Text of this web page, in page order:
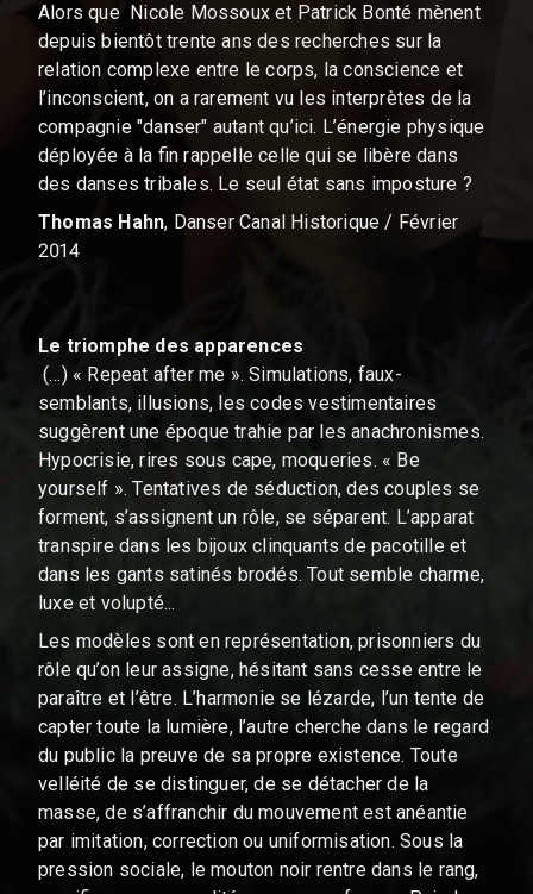
Alors que Nicole Mossoux et Patrick Bonté mènent
depuis bientôt trente ans des recherches sur la
relation complexe entre le corps, la conscience et
l’inconscient, on a rarement vu les interprètes de la
compagnie "danser" autant qu’ici. L’énergie physique
déployée à la fin rappelle celle qui se libère dans
des danses tribales. Le seul état sans imposture ?
Thomas Hahn, Danser Canal Historique / Février
2014
Le triomphe des apparences
(…) « Repeat after me ». Simulations, faux-
semblants, illusions, les codes vestimentaires
suggèrent une époque trahie par les anachronismes.
Hypocrisie, rires sous cape, moqueries. « Be
yourself ». Tentatives de séduction, des couples se
forment, s’assignent un rôle, se séparent. L’apparat
transpire dans les bijoux clinquants de pacotille et
dans les gants satinés brodés. Tout semble charme,
luxe et volupté...
Les modèles sont en représentation, prisonniers du
rôle qu’on leur assigne, hésitant sans cesse entre le
paraître et l’être. L’harmonie se lézarde, l’un tente de
capter toute la lumière, l’autre cherche dans le regard
du public la preuve de sa propre existence. Toute
velléité de se distinguer, de se détacher de la
masse, de s’affranchir du mouvement est anéantie
par imitation, correction ou uniformisation. Sous la
pression sociale, le mouton noir rentre dans le rang,